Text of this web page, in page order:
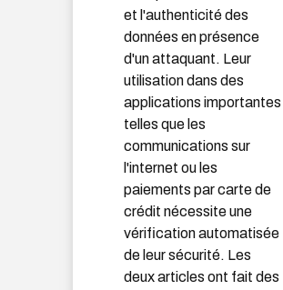
et l'authenticité des
données en présence
d'un attaquant. Leur
utilisation dans des
applications importantes
telles que les
communications sur
l'internet ou les
paiements par carte de
crédit nécessite une
vérification automatisée
de leur sécurité. Les
deux articles ont fait des